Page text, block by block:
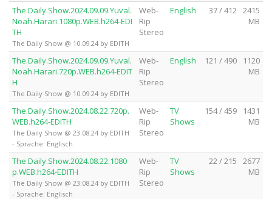
The.Daily.Show.2024.09.09.Yuval.
Noah.Harari.1080p.WEB.h264-EDI
TH
The Daily Show @ 10.09.24 by EDITH
Web-
Rip
Stereo
English 37 / 412
2415
MB
The.Daily.Show.2024.09.09.Yuval.
Noah.Harari.720p.WEB.h264-EDIT
H
The Daily Show @ 10.09.24 by EDITH
Web-
Rip
Stereo
English 121 / 490
1120
MB
The.Daily.Show.2024.08.22.720p.
WEB.h264-EDITH
The Daily Show @ 23.08.24 by EDITH
- Sprache: Englisch
Web-
Rip
Stereo
TV
Shows
154 / 459
1431
MB
The.Daily.Show.2024.08.22.1080
p.WEB.h264-EDITH
The Daily Show @ 23.08.24 by EDITH
- Sprache: Englisch
Web-
Rip
Stereo
TV
Shows
22 / 215
2677
MB